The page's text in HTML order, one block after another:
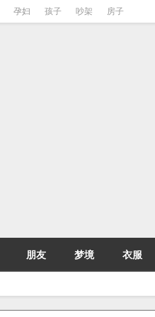
孕妇 孩子 吵架 房子
朋友 梦境 衣服